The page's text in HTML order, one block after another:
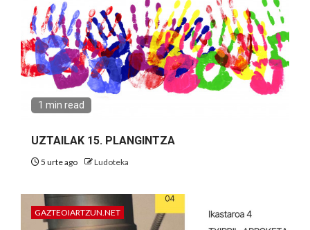
1 min read
UZTAILAK 15. PLANGINTZA
5 urte ago Ludoteka
GAZTEOIARTZUN.NET